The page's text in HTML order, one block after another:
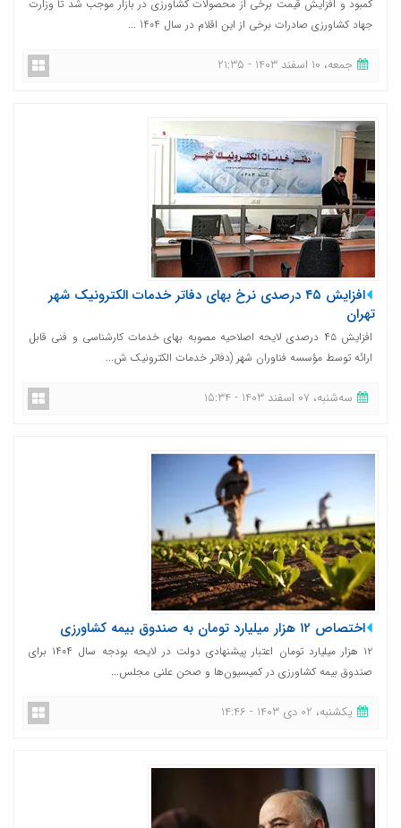
کمبود و افزایش قیمت برخی از محصولات کشاورزی در بازار موجب شد تا وزارت
جهاد کشاورزی صادرات برخی از این اقلام در سال 1404 ...
جمعه، 10 اسفند 1403 - 21:35
افزایش ۴۵ درصدی نرخ بهای دفاتر خدمات الکترونیک شهر
تهران
افزایش ۴۵ درصدی لایحه اصلاحیه مصوبه بهای خدمات کارشناسی و فنی قابل
ارائه توسط مؤسسه فناوران شهر (دفاتر خدمات الکترونیک ش...
ﺳﻪشنبه، 07 اسفند 1403 - 15:34
اختصاص ۱۲ هزار میلیارد تومان به صندوق بیمه کشاورزی
۱۲ هزار میلیارد تومان اعتبار پیشنهادی دولت در لایحه بودجه سال ۱۴۰۴ برای
صندوق بیمه کشاورزی در کمیسیون‌ها و صحن علنی مجلس...
یکشنبه، 02 دی 1403 - 14:46